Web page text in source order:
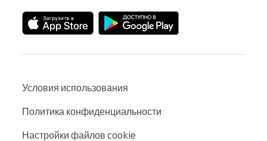
Условия использования
Политика конфиденциальности
Настройки файлов cookie